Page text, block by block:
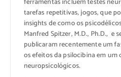
tarefas repetitivas, jogos, que
insights de como os
Manfred Spitzer, M.D., Ph.D., e
publicaram recentemente um
os efeitos da psilocibina em um
neuropsicológicos.